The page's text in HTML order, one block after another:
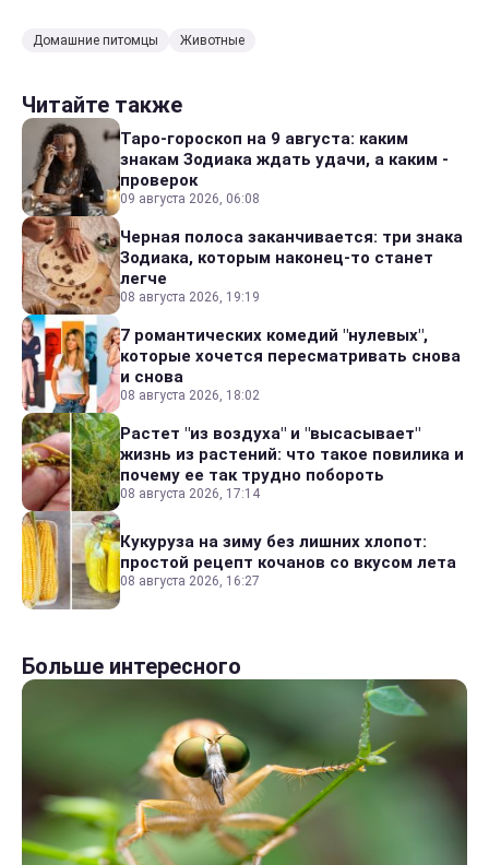
Домашние питомцы Животные
Читайте также
Таро-гороскоп на 9 августа: каким
знакам Зодиака ждать удачи, а каким -
проверок
09 августа 2026, 06:08
Черная полоса заканчивается: три знака
Зодиака, которым наконец-то станет
легче
08 августа 2026, 19:19
7 романтических комедий "нулевых",
которые хочется пересматривать снова
и снова
08 августа 2026, 18:02
Растет "из воздуха" и "высасывает"
жизнь из растений: что такое повилика и
почему ее так трудно побороть
08 августа 2026, 17:14
Кукуруза на зиму без лишних хлопот:
простой рецепт кочанов со вкусом лета
08 августа 2026, 16:27
Больше интересного